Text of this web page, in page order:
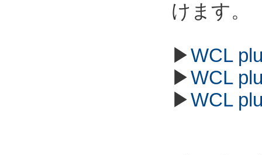
けます。
▶WCL
▶WCL
▶WCL